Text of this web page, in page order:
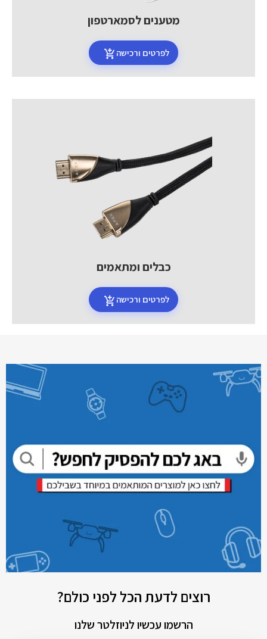
מטענים לסמארטפון
לפרטים ורכישה
כבלים ומתאמים
לפרטים ורכישה
רוצים לדעת הכל לפני כולם?
הרשמו עכשיו לניוזלטר שלנו